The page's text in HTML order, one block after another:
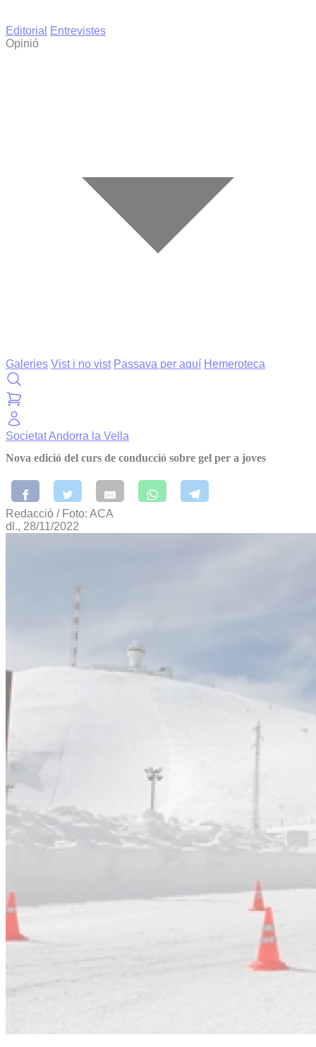
Editorial
Entrevistes
Opinió
Galeries Vist i no vist Passava per aquí Hemeroteca
SocietatAndorra la Vella
Nova edició del curs de conducció sobre gel per a joves
Redacció / Foto: ACA
dl., 28/11/2022